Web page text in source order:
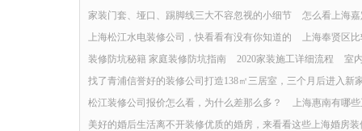
家装门套、垭口、踢脚线三大不容忽视的小细节
怎么看上海
上海松江水电装修公司，快看看有没有你知道的
上海奉贤区
装修防坑秘籍 家庭装修防坑指南
2020家装施工详细流程
室
找了青浦信誉好的装修公司打造138㎡三居室，三个月后进入新
松江装修公司报价怎么看，为什么差那么多？
上海惠南有哪
美好的婚后生活离不开装修优质的婚房，来看看这些上海婚房